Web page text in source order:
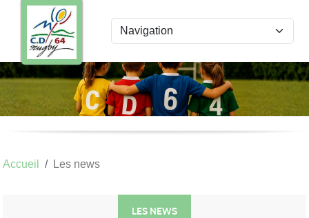
Accueil Les news
LES NEWS
Panneau de gestion des cookies